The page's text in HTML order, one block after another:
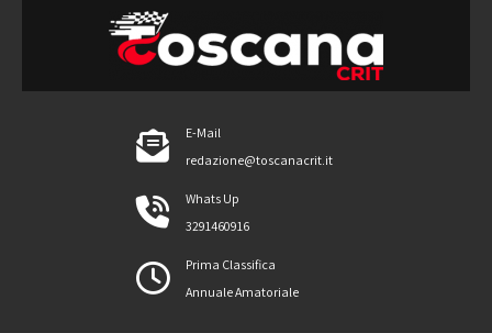
ToscanaCRIT
RIDE4WIN
E-Mail
redazione@toscanacrit.it
Whats Up
3291460916
Prima Classifica
Annuale Amatoriale